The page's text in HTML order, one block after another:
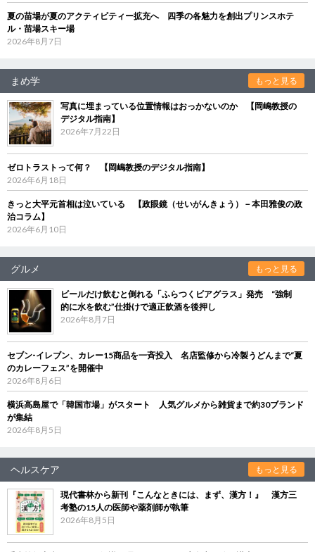
夏の苗場が夏のアクティビティー拡充へ 四季の各魅力を創出プリンスホテ
ル・苗場スキー場
2026年8月7日
まめ学 もっと見る
写真に埋まっている位置情報はおっかないのか 【岡嶋教授の
デジタル指南】
2026年7月22日
ゼロトラストって何？ 【岡嶋教授のデジタル指南】
2026年6月18日
きっと大平元首相は泣いている 【政眼鏡（せいがんきょう）－本田雅俊の政
治コラム】
2026年6月10日
グルメ もっと見る
ビールだけ飲むと倒れる「ふらつくビアグラス」発売 “強制
的に水を飲む”仕掛けで適正飲酒を後押し
2026年8月7日
セブン‐イレブン、カレー15商品を一斉投入 名店監修から冷製うどんまで“夏
のカレーフェス”を開催中
2026年8月6日
横浜高島屋で「韓国市場」がスタート 人気グルメから雑貨まで約30ブランド
が集結
2026年8月5日
ヘルスケア もっと見る
現代書林から新刊『こんなときには、まず、漢方！』 漢方三
考塾の15人の医師や薬剤師が執筆
2026年8月5日